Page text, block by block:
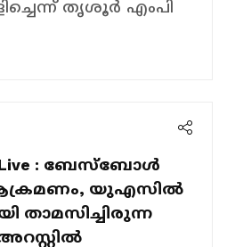
തൃശൂർ എംപി
: ബേസ്ബോൾ
യുഎസിൽ
താമസിച്ചിരുന്ന